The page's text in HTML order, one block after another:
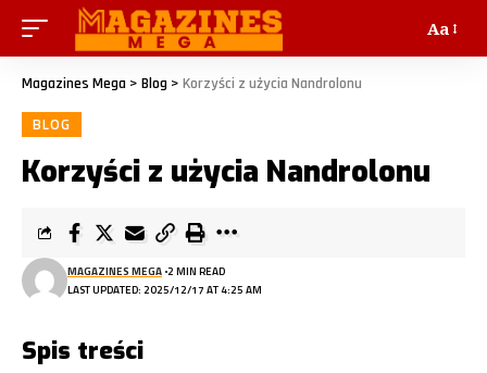
Aa
Magazines Mega > Blog > Korzyści z użycia Nandrolonu
BLOG
Korzyści z użycia Nandrolonu
LAST UPDATED: 2025/12/17 AT 4:25 AM
MAGAZINES MEGA 2 MIN READ
Spis treści